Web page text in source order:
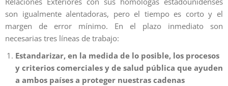
son igualmente alentadoras, pero el tiempo es corto y el
margen de error mínimo. En el plazo inmediato son
necesarias tres líneas de trabajo:
Estandarizar, en la medida de lo posible, los procesos
y criterios comerciales y de salud pública que ayuden
a ambos países a proteger nuestras cadenas